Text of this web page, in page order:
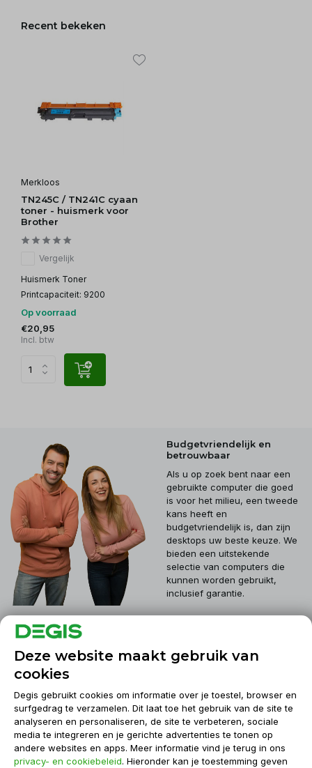
Recent bekeken
Merkloos
TN245C / TN241C cyaan
toner - huismerk voor
Brother
Vergelijk
Huismerk Toner
Printcapaciteit: 9200
Op voorraad
€20,95
Incl. btw
Budgetvriendelijk en
betrouwbaar
Als u op zoek bent naar een
gebruikte computer die goed
is voor het milieu, een tweede
kans heeft en
budgetvriendelijk is, dan zijn
desktops uw beste keuze. We
bieden een uitstekende
selectie van computers die
kunnen worden gebruikt,
inclusief garantie.
Klantenservice
Informatie
Deze website maakt gebruik van
cookies
Degis gebruikt cookies om informatie over je toestel, browser en
surfgedrag te verzamelen. Dit laat toe het gebruik van de site te
analyseren en personaliseren, de site te verbeteren, sociale
media te integreren en je gerichte advertenties te tonen op
andere websites en apps. Meer informatie vind je terug in ons
privacy- en cookiebeleid. Hieronder kan je toestemming geven